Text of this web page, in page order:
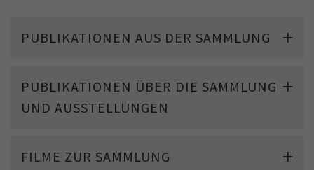
PUBLIKATIONEN AUS DER SAMMLUNG
PUBLIKATIONEN ÜBER DIE SAMMLUNG
UND AUSSTELLUNGEN
FILME ZUR SAMMLUNG